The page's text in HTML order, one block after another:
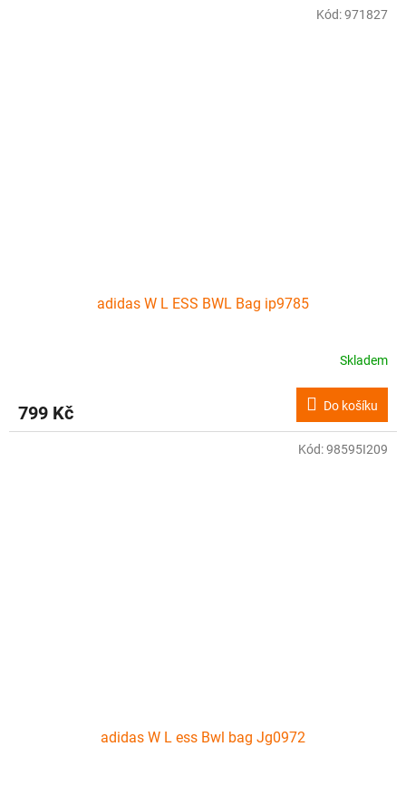
adidas W L ESS BWL Bag ip9785
Skladem
799 Kč Do košíku
Kód:971827
adidas W L ess Bwl bag Jg0972
Kód:98595I209